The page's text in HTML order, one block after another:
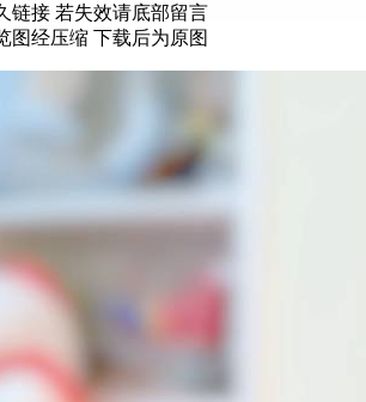
链接 若失效请底部留言
图经压缩 下载后为原图